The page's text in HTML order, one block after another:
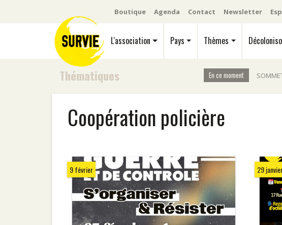
Boutique Agenda Contact Newsletter
L'association Pays Thèmes
Thématiques En ce moment
Coopération policière
9 février 29